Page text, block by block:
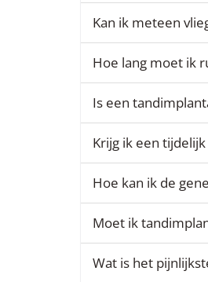
Kan ik meteen
Hoe lang moet ik
Is een
Krijg ik een
Hoe kan ik de
Moet ik
Wat is het